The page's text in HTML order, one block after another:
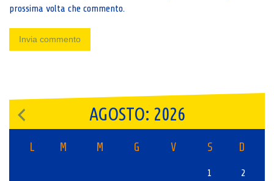
prossima volta che commento.
AGOSTO: 2026
L M M G V S D
1 2